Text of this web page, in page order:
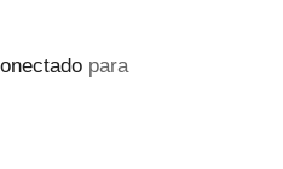
para